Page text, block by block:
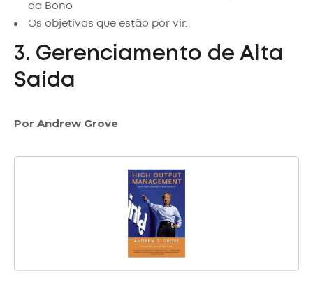
da Bono
Os objetivos que estão por vir.
3. Gerenciamento de Alta
Saída
Por Andrew Grove